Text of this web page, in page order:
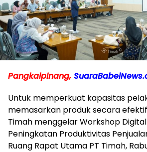
Pangkalpinang,
Untuk memperkuat kapasitas
memasarkan produk secara
Timah menggelar Workshop
Peningkatan Produktivitas
Ruang Rapat Utama PT Timah,